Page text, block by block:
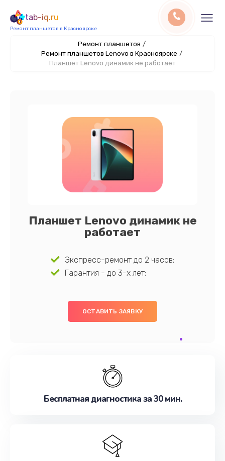
tab-iq.ru
Ремонт планшетов в Красноярске
Ремонт планшетов /
Ремонт планшетов Lenovo в Красноярске /
Планшет Lenovo динамик не работает
Планшет Lenovo динамик не
работает
Экспресс-ремонт до 2 часов;
Гарантия - до 3-х лет;
ОСТАВИТЬ ЗАЯВКУ
Бесплатная диагностика за 30 мин.